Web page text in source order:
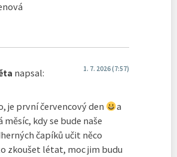
napsal: 1. 7. 2026 (7:57)
je první červencový den
a
měsíc, kdy se bude naše
čapíků učit něco
zkoušet létat, moc jim budu